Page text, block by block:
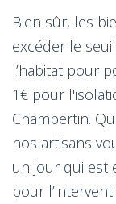
Bien sûr, les
excéder le
l’habitat pour
1€ pour
Chambertin.
nos artisans
un jour qui est
pour